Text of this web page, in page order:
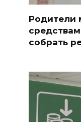
Родители
собрать